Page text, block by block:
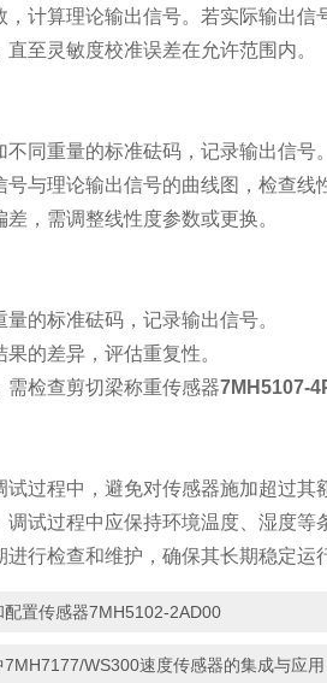
算理论输出信号。若实际输出信
灵敏度校准误差在允许范围内。
重量的标准砝码，记录输出信号。
理论输出信号的曲线图，检查线
需调整线性度参数或更换。
标准砝码，记录输出信号。
的差异，评估重复性。
检查剪切梁称重传感器7MH5107-
程中，避免对传感器施加超过其
过程中应保持环境温度、湿度等
检查和维护，确保其长期稳定运
配置传感器7MH5102-2AD00
7MH7177/WS300速度传感器的集成与应用